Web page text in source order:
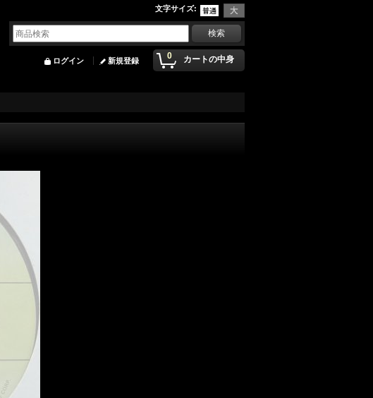
文字サイズ:
0 カートの中身
ログイン 新規登録